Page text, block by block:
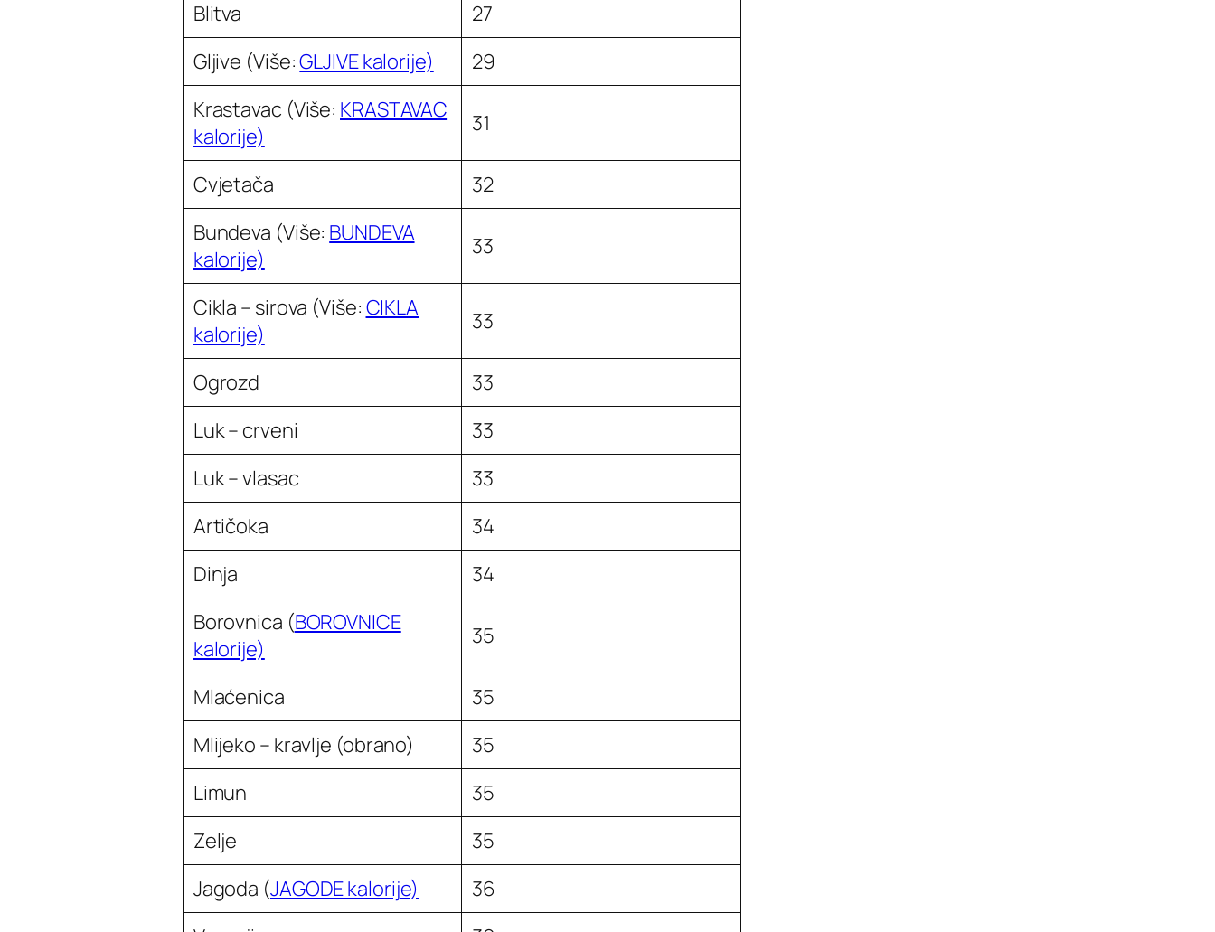
Blitva
27
Gljive (Više:GLJIVE kalorije)
29
Krastavac (Više: KRASTAVAC
kalorije)
31
Cvjetača
32
Bundeva (Više: BUNDEVA
kalorije)
33
Cikla – sirova (Više: CIKLA
kalorije)
33
Ogrozd
33
Luk – crveni
33
Luk – vlasac
33
Artičoka
34
Dinja
34
Borovnica (BOROVNICE
kalorije)
35
Mlaćenica
35
Mlijeko – kravlje (obrano)
35
Limun
35
Zelje
35
Jagoda (JAGODE kalorije)
36